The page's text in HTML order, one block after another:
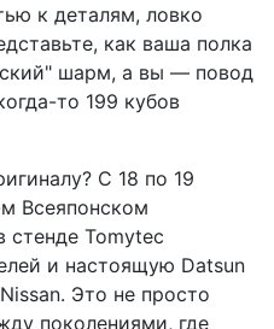
к деталям, ловко
как ваша полка
шарм, а вы — повод
то 199 кубов
С 18 по 19
Всеяпонском
Tomytec
и настоящую Datsun
Это не просто
поколениями, где